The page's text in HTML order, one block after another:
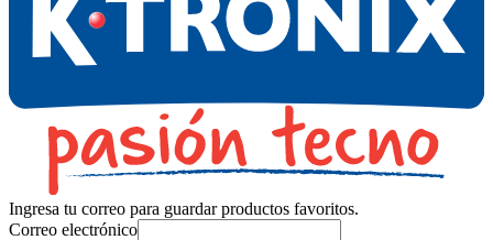
Ingresa tu correo para guardar productos favoritos.
Correo electrónico